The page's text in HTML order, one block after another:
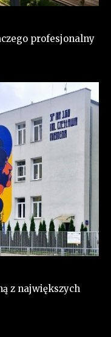
profesjonalny
z największych